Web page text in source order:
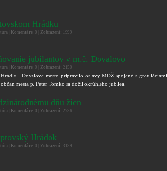
Hrádku
| Komentáre: 0 | Zobrazení: 1999
jubilantov v m.č. Dovalovo
| Komentáre: 0 | Zobrazení: 2150
Dovalove mesto pripravilo oslavy MDŽ spojené s gratuláciami
mesta p. Peter Tomko sa dožil okrúhleho jubilea.
dňu žien
| Komentáre: 0 | Zobrazení: 2736
Hrádok
| Komentáre: 0 | Zobrazení: 3139